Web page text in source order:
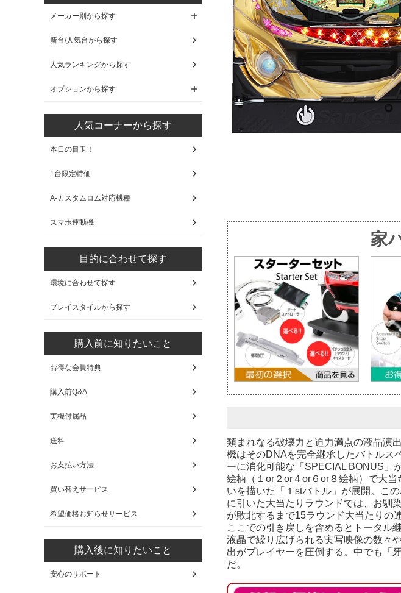
家
類まれなる破壊力と迫力満点の液晶演
機はそのDNAを完全継承したバトルス
ーに消化可能な「SPECIAL BONUS」
絵柄（１or２or４or６or８絵柄）で大
いを描いた「１stバトル」が展開。こ
に引いた大当たりラウンドでは、お馴
が敗北するまで15ラウンド大当たりの
ここでの引き戻しを含めるとトータル
液晶で繰り広げられる実写映像の数々
出がプレイヤーを圧倒する。中でも「
だ。
メーカー別から探す
新台/人気台から探す
人気ランキングから探す
オプションから探す
人気コーナーから探す
本日の目玉！
1台限定特価
A-カスタムロム対応機種
スマホ連動機
目的に合わせて探す
環境に合わせて探す
プレイスタイルから探す
購入前に知りたいこと
お得な会員特典
購入前Q&A
実機付属品
送料
お支払い方法
買い替えサービス
希望価格お知らせサービス
購入後に知りたいこと
安心のサポート